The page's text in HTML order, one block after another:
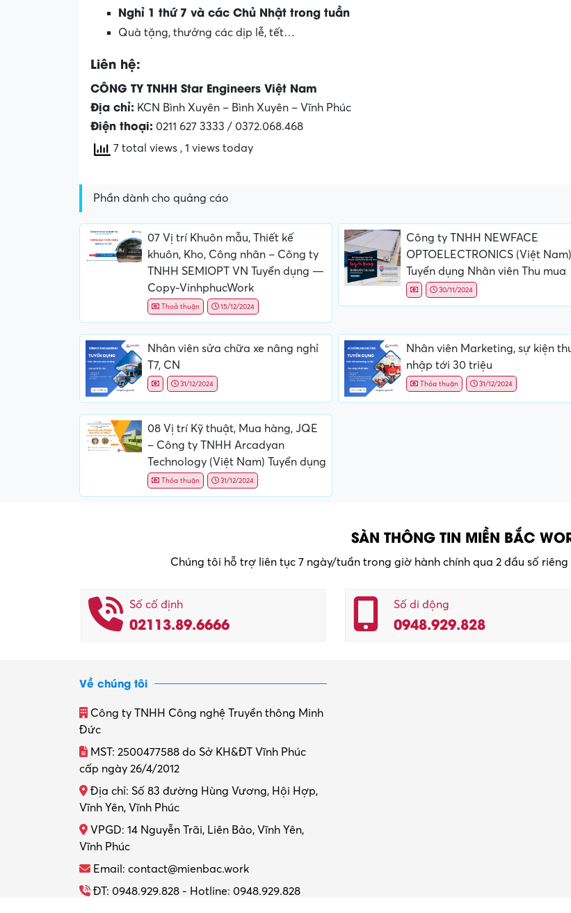
Nghỉ 1 thứ 7 và các Chủ Nhật trong tuần
Quà tặng, thưởng các dịp lễ, tết…
Liên hệ:
CÔNG TY TNHH Star Engineers Việt Nam
Địa chỉ: KCN Bình Xuyên – Bình Xuyên – Vĩnh Phúc
Điện thoại: 0211 627 3333 / 0372.068.468
7 total views , 1 views today
Phần dành cho quảng cáo
07 Vị trí Khuôn mẫu, Thiết kế
khuôn, Kho, Công nhân – Công ty
TNHH SEMIOPT VN Tuyển dụng —
Copy-VinhphucWork
Thoả thuận 15/12/2024
Công ty TNHH NEWFACE
OPTOELECTRONICS (Việt Nam)
Tuyển dụng Nhân viên Thu mua
30/11/2024
Nhân viên sửa chữa xe nâng nghỉ
T7, CN
31/12/2024
Nhân viên Marketing, sự kiện
nhập tới 30 triệu
Thỏa thuận 31/12/2024
08 Vị trí Kỹ thuật, Mua hàng, JQE
– Công ty TNHH Arcadyan
Technology (Việt Nam) Tuyển dụng
Thỏa thuận 31/12/2024
SÀN THÔNG TIN MIỀN BẮC
Chúng tôi hỗ trợ liên tục 7 ngày/tuần trong giờ hành chính qua 2 đầu số
Số cố định
02113.89.6666
Số di động
0948.929.828
Về chúng tôi
Công ty TNHH Công nghệ Truyền thông Minh
Đức
MST: 2500477588 do Sở KH&ĐT Vĩnh Phúc
cấp ngày 26/4/2012
Địa chỉ: Số 83 đường Hùng Vương, Hội Hợp,
Vĩnh Yên, Vĩnh Phúc
VPGD: 14 Nguyễn Trãi, Liên Bảo, Vĩnh Yên,
Vĩnh Phúc
Email: contact@mienbac.work
ĐT: 0948.929.828 - Hotline: 0948.929.828